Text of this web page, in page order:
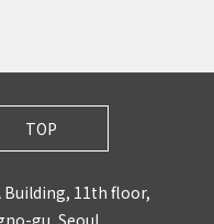
TOP
Building, 11th floor,